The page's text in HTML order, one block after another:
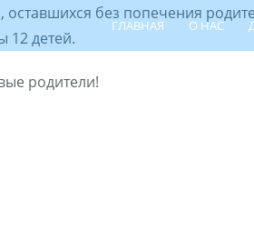
ГЛАВНАЯ О НАС
без попечения
12 детей.
родители!